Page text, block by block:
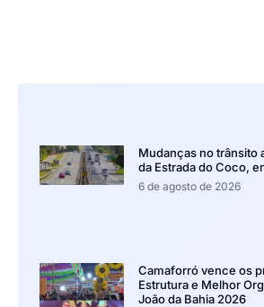
Mudanças no trânsito
da Estrada do Coco,
6 de agosto de 2026
Camaforró vence os
Estrutura e Melhor
João da Bahia 2026